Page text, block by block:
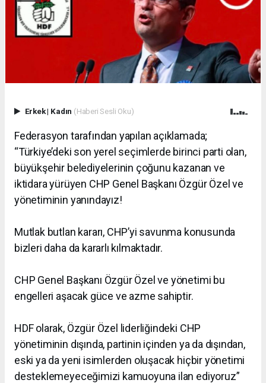
Erkek| Kadın (Haberi Sesli Oku)
Federasyon tarafından yapılan açıklamada;
“Türkiye’deki son yerel seçimlerde birinci parti olan,
büyükşehir belediyelerinin çoğunu kazanan ve
iktidara yürüyen CHP Genel Başkanı Özgür Özel ve
yönetiminin yanındayız!
Mutlak butlan kararı, CHP’yi savunma konusunda
bizleri daha da kararlı kılmaktadır.
CHP Genel Başkanı Özgür Özel ve yönetimi bu
engelleri aşacak güce ve azme sahiptir.
HDF olarak, Özgür Özel liderliğindeki CHP
yönetiminin dışında, partinin içinden ya da dışından,
eski ya da yeni isimlerden oluşacak hiçbir yönetimi
desteklemeyeceğimizi kamuoyuna ilan ediyoruz”